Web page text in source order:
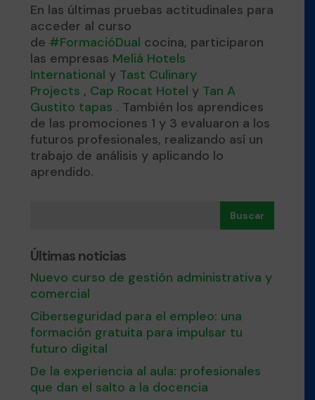
En las últimas pruebas actitudinales para
acceder al curso
de #FormacióDual cocina, participaron
las empresas Meliá Hotels
International y Tast Culinary
Projects , Cap Rocat Hotel y Tan A
Gustito tapas . También los aprendices
de las promociones 1 y 3 evaluaron a los
futuros profesionales, realizando así un
trabajo de análisis y aplicando lo
aprendido.
Buscar
Últimas noticias
Nuevo curso de gestión administrativa y
comercial
Ciberseguridad para el empleo: una
formación gratuita para impulsar tu
futuro digital
De la experiencia al aula: profesionales
que dan el salto a la docencia